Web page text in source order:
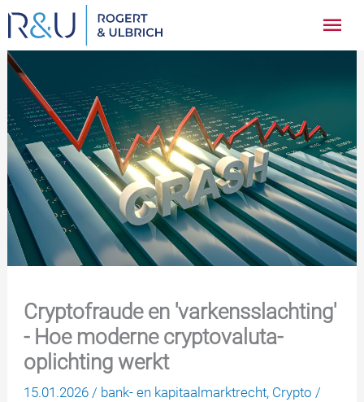
Ga
naar
inhoud
Cryptofraude en 'varkensslachting'
- Hoe moderne cryptovaluta-
oplichting werkt
15.01.2026/ bank- en kapitaalmarktrecht, Crypto /